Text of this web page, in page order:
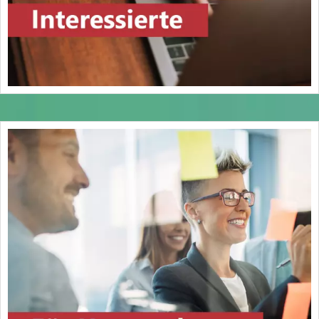
Teilzeitberufsausbildung ist auf ganze
Monate abzurunden. § 8 Absatz 2 bleibt
(3) Auf Verlangen der Auszubildenden
verlängert sich die Ausbildungsdauer
auch über die Höchstdauer nach
Absatz 2 Satz 1 hinaus bis zur nächsten
möglichen Abschlussprüfung.
(4) Der Antrag auf Eintragung des
Berufsausbildungsvertrages nach § 36
Absatz 1 in das Verzeichnis der
Berufsausbildungsverhältnisse für eine
Teilzeitberufsausbildung kann mit
einem Antrag auf Verkürzung der
Ausbildungsdauer nach § 8 Absatz 1